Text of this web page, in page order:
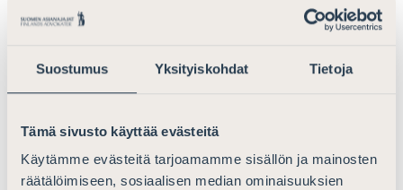
Suostumus Yksityiskohdat Tietoja
Tämä sivusto käyttää evästeitä
Käytämme evästeitä tarjoamamme sisällön ja mainosten
räätälöimiseen, sosiaalisen median ominaisuuksien
saamista rikoksentekijältä esimerkiksi tämän heikon
taloudellisen aseman vuoksi. Taustalla voivat olla myös
avustajan puute.
kärsimyskorvaukseen
Asianajajaliitto pitää kannatettavana